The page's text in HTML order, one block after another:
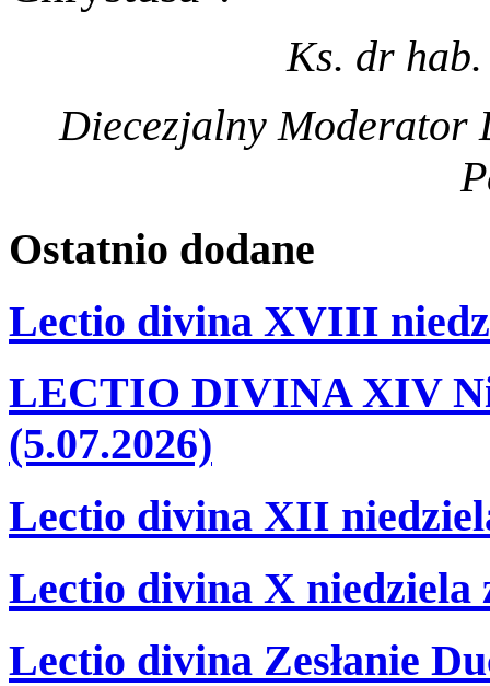
Ks. dr
Diecezjalny Moderator
Ostatnio dodane
Lectio divina XVIII
LECTIO DIVINA XIV
(5.07.2026)
Lectio divina XII
Lectio divina X niedziela
Lectio divina Zesłanie